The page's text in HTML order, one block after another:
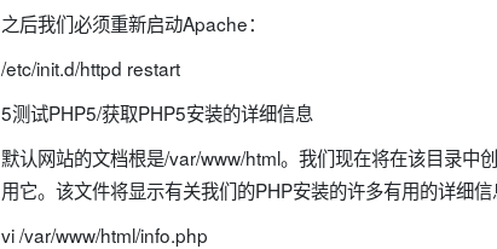
之后我们必须重新启动Apache：
/etc/init.d/httpd restart
5测试PHP5/获取PHP5安装的详细信息
默认网站的文档根是/var/www/html。我们现在将在该目录中
用它。该文件将显示有关我们的PHP安装的许多有用的详细信
vi /var/www/html/info.php